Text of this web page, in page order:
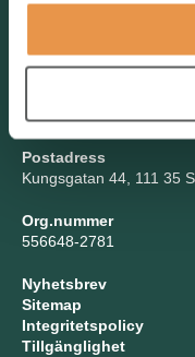
Välj dag och tid!
Kungsgatan 44,
Postadress
Kungsgatan 44, 111 35
Org.nummer
556648-2781
Nyhetsbrev
Sitemap
Integritetspolicy
Tillgänglighet